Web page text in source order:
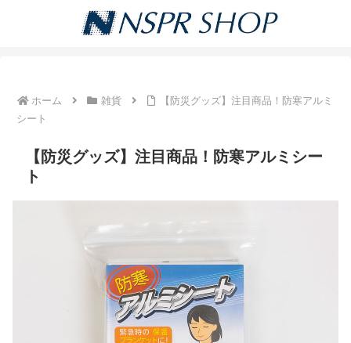
ホーム 雑貨
【防災グッズ】注目商品！防寒アルミ
シート
【防災グッズ】注目商品！防寒アルミシー
ト